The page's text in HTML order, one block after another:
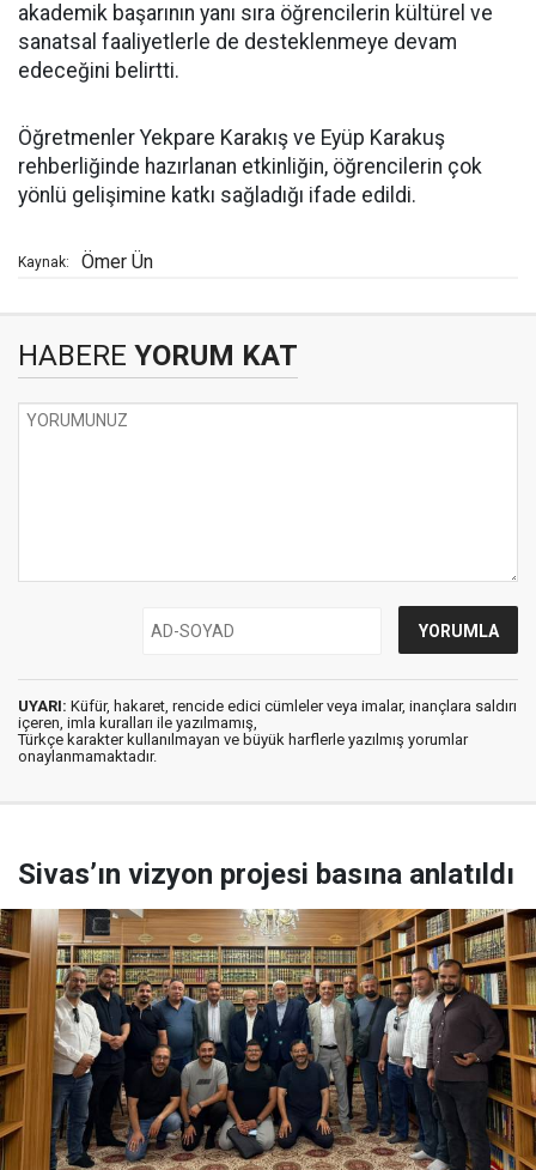
akademik başarının yanı sıra öğrencilerin kültürel ve
sanatsal faaliyetlerle de desteklenmeye devam
edeceğini belirtti.
Öğretmenler Yekpare Karakış ve Eyüp Karakuş
rehberliğinde hazırlanan etkinliğin, öğrencilerin çok
yönlü gelişimine katkı sağladığı ifade edildi.
Kaynak: Ömer Ün
HABERE YORUM KAT
UYARI: Küfür, hakaret, rencide edici cümleler veya imalar, inançlara saldırı
içeren, imla kuralları ile yazılmamış,
Türkçe karakter kullanılmayan ve büyük harflerle yazılmış yorumlar
onaylanmamaktadır.
Sivas’ın vizyon projesi basına anlatıldı